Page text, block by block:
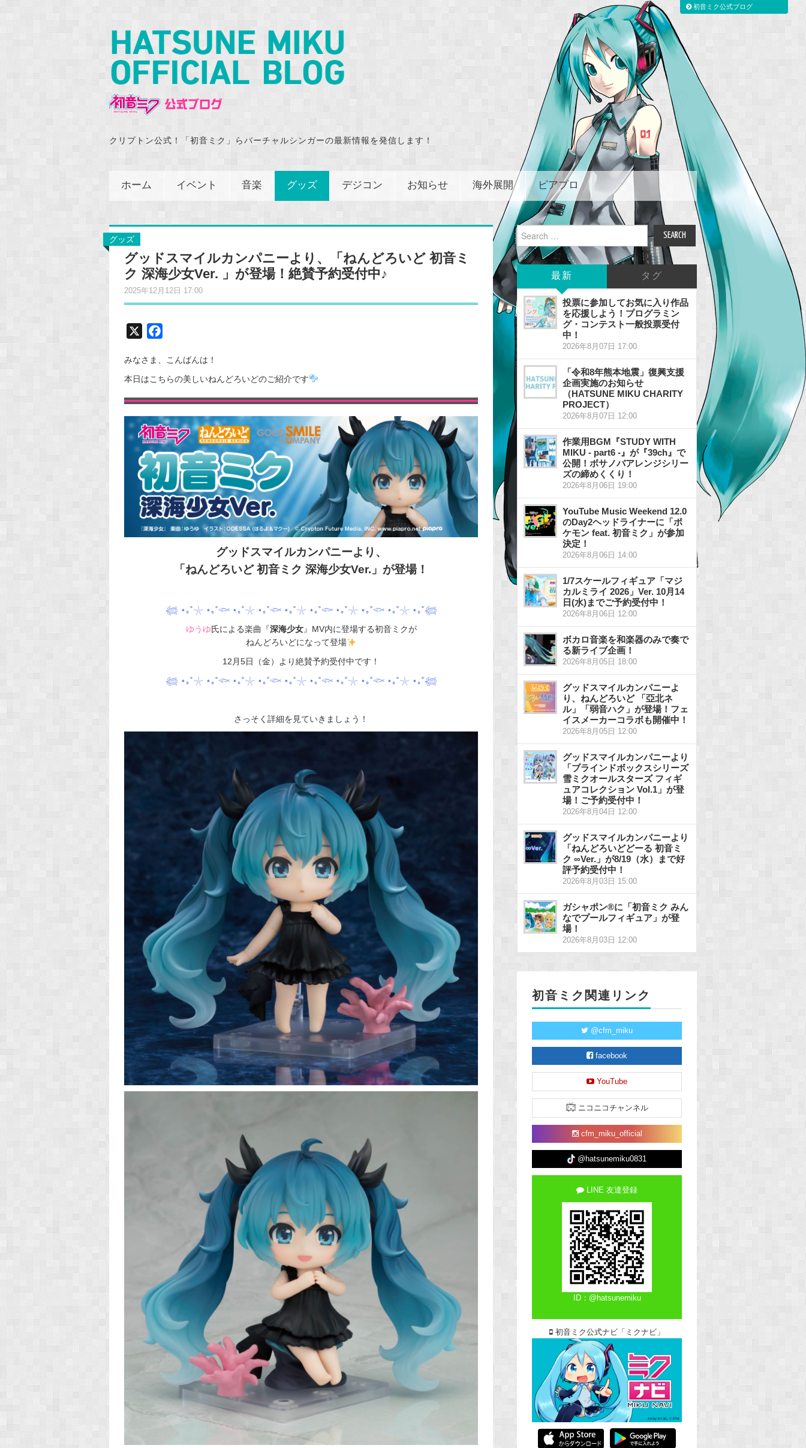
クリプトン公式！「初音ミク」らバーチャルシンガーの最新情報を発信します！
ホーム イベント 音楽 グッズ デジコン お知らせ 海外展開 ピアプロ
グッズ
グッドスマイルカンパニーより、「ねんどろいど 初音ミ
ク 深海少女Ver. 」が登場！絶賛予約受付中♪
2025年12月12日 17:00
c
e
o
k
みなさま、こんばんは！
本日はこちらの美しいねんどろいどのご紹介です
グッドスマイルカンパニーより、
「ねんどろいど 初音ミク 深海少女Ver.」が登場！
𓆉 ⋆｡˚𓇼 ⋆｡˚𓆟 ⋆｡˚𓇼 ⋆｡˚𓆟 ⋆｡˚𓇼 ⋆｡˚𓆟 ⋆｡˚𓇼 ⋆｡˚𓆟 ⋆｡˚𓇼 ⋆｡˚𓆉
ゆうゆ氏による楽曲『深海少女』MV内に登場する初音ミクが
ねんどろいどになって登場
12月5日（金）より絶賛予約受付中です！
𓆉 ⋆｡˚𓇼 ⋆｡˚𓆟 ⋆｡˚𓇼 ⋆｡˚𓆟 ⋆｡˚𓇼 ⋆｡˚𓆟 ⋆｡˚𓇼 ⋆｡˚𓆟 ⋆｡˚𓇼 ⋆｡˚𓆉
さっそく詳細を見ていきましょう！
Search
for:
最新 タグ
投票に参加してお気に入り作品
を応援しよう！プログラミン
グ・コンテスト一般投票受付
中！
2026年8月07日 17:00
「令和8年熊本地震」復興支援
企画実施のお知らせ
（HATSUNE MIKU CHARITY
PROJECT）
2026年8月07日 12:00
作業用BGM『STUDY WITH
MIKU - part6 -』が『39ch』で
公開！ボサノバアレンジシリー
ズの締めくくり！
2026年8月06日 19:00
YouTube Music Weekend 12.0
のDay2ヘッドライナーに「ポ
ケモン feat. 初音ミク」が参加
決定！
2026年8月06日 14:00
1/7スケールフィギュア「マジ
カルミライ 2026」Ver. 10月14
日(水)までご予約受付中！
2026年8月06日 12:00
ボカロ音楽を和楽器のみで奏で
る新ライブ企画！
2026年8月05日 18:00
グッドスマイルカンパニーよ
り、ねんどろいど 「亞北ネ
ル」「弱音ハク」が登場！フェ
イスメーカーコラボも開催中！
2026年8月05日 12:00
グッドスマイルカンパニーより
「ブラインドボックスシリーズ
雪ミクオールスターズ フィギ
ュアコレクション Vol.1」が登
場！ご予約受付中！
2026年8月04日 12:00
グッドスマイルカンパニーより
「ねんどろいどどーる 初音ミ
ク ∞Ver.」が8/19（水）まで好
評予約受付中！
2026年8月03日 15:00
ガシャポン®に「初音ミク みん
なでプールフィギュア」が登
場！
2026年8月03日 12:00
初音ミク関連リンク
@cfm_miku
facebook
YouTube
ニコニコチャンネル
cfm_miku_official
@hatsunemiku0831
LINE 友達登録
ID：@hatsunemiku
初音ミク公式ナビ「ミクナビ」
初音ミク公式ブログ